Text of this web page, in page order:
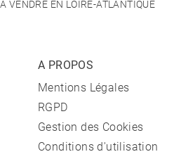
VENDRE EN LOIRE-ATLANTIQUE
A PROPOS
Mentions Légales
RGPD
Gestion des Cookies
Conditions d'utilisation